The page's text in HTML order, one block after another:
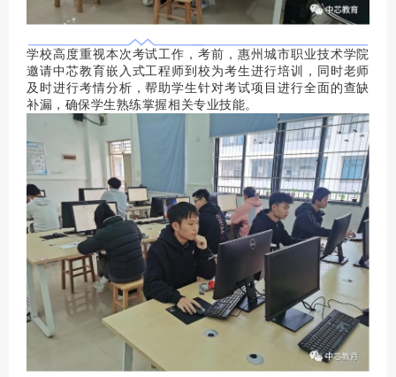
学校高度重视本次考试工作，考前，惠州城市职业技术学院
邀请中芯教育嵌入式工程师到校为考生进行培训，同时老师
及时进行考情分析，帮助学生针对考试项目进行全面的查缺
补漏，确保学生熟练掌握相关专业技能。